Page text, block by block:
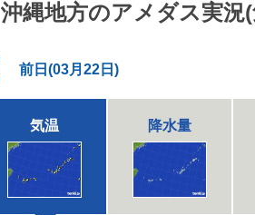
沖縄地方のアメダス実況
前日(03月22日)
気温 降水量